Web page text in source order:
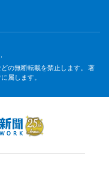
の無断転載を禁止します。 著
属します。